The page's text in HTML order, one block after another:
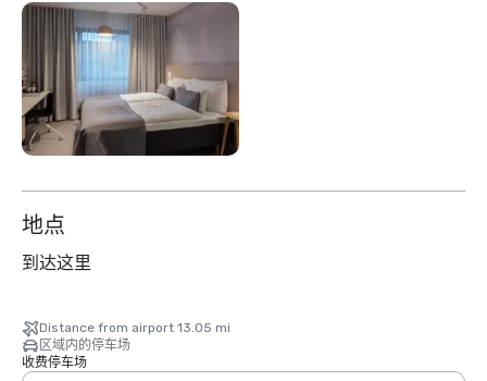
地点
到达这里
Distance from airport 13.05 mi
区域内的停车场
收费停车场